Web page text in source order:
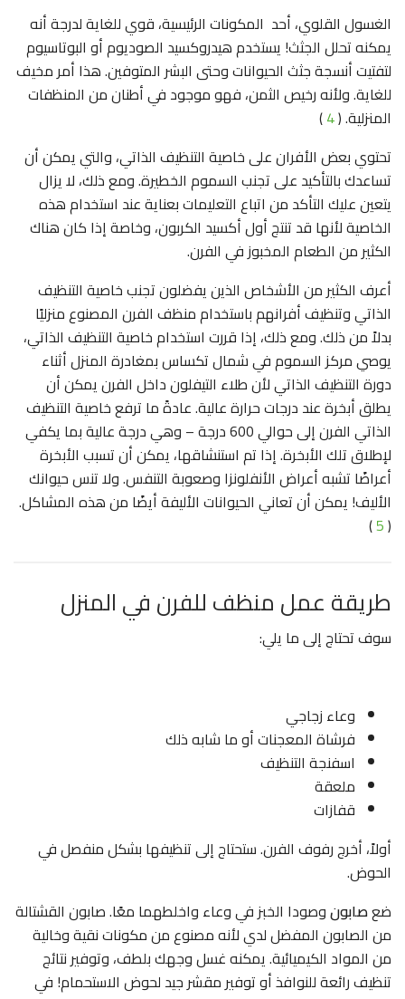
الغسول القلوي، أحد المكونات الرئيسية، قوي للغاية لدرجة أنه
يمكنه تحلل الجثث! يستخدم هيدروكسيد الصوديوم أو البوتاسيوم
لتفتيت أنسجة جثث الحيوانات وحتى البشر المتوفين. هذا أمر مخيف
للغاية. ولأنه رخيص الثمن، فهو موجود في أطنان من المنظفات
المنزلية. (4
)
تحتوي بعض الأفران على خاصية التنظيف الذاتي، والتي يمكن أن
تساعدك بالتأكيد على تجنب السموم الخطيرة. ومع ذلك، لا يزال
يتعين عليك التأكد من اتباع التعليمات بعناية عند استخدام هذه
الخاصية لأنها قد تنتج أول أكسيد الكربون، وخاصة إذا كان هناك
الكثير من الطعام المخبوز في الفرن.
أعرف الكثير من الأشخاص الذين يفضلون تجنب خاصية التنظيف
الذاتي وتنظيف أفرانهم باستخدام منظف الفرن المصنوع منزليًا
بدلاً من ذلك. ومع ذلك، إذا قررت استخدام خاصية التنظيف الذاتي،
يوصي مركز السموم في شمال تكساس بمغادرة المنزل أثناء
دورة التنظيف الذاتي لأن طلاء التيفلون داخل الفرن يمكن أن
يطلق أبخرة عند درجات حرارة عالية. عادةً ما ترفع خاصية التنظيف
الذاتي الفرن إلى حوالي 600 درجة – وهي درجة عالية بما يكفي
لإطلاق تلك الأبخرة. إذا تم استنشاقها، يمكن أن تسبب الأبخرة
أعراضًا تشبه أعراض الأنفلونزا وصعوبة التنفس. ولا تنس حيوانك
الأليف! يمكن أن تعاني الحيوانات الأليفة أيضًا من هذه المشاكل.
(
5
)
طريقة عمل منظف للفرن في المنزل
سوف تحتاج إلى ما يلي:
وعاء زجاجي
فرشاة المعجنات أو ما شابه ذلك
اسفنجة التنظيف
ملعقة
قفازات
أولاً، أخرج رفوف الفرن. ستحتاج إلى تنظيفها بشكل منفصل في
الحوض.
ضعصابونوصودا الخبز في وعاء واخلطهما معًا. صابون القشتالة
من الصابون المفضل لدي لأنه مصنوع من مكونات نقية وخالية
من المواد الكيميائية. يمكنه غسل ​​وجهك بلطف، وتوفير نتائج
تنظيف رائعة للنوافذ أو توفير مقشر جيد لحوض الاستحمام! في